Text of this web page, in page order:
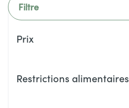
Filtre
Prix
Restrictions alimentaires